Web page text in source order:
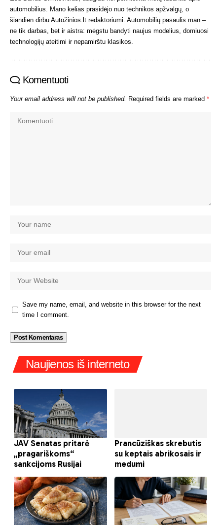
automobilius. Mano kelias prasidėjo nuo technikos apžvalgų, o
šiandien dirbu Autožinios.lt redaktoriumi. Automobilių pasaulis man –
ne tik darbas, bet ir aistra: mėgstu bandyti naujus modelius, domiuosi
technologijų ateitimi ir nepamirštu klasikos.
Komentuoti
Your email address will not be published. Required fields are marked *
Save my name, email, and website in this browser for the next
time I comment.
Naujienos iš interneto